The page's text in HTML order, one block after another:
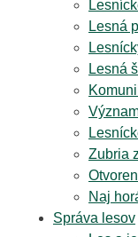
Lesná
Lesná
Zubria
Naj
Správa lesov